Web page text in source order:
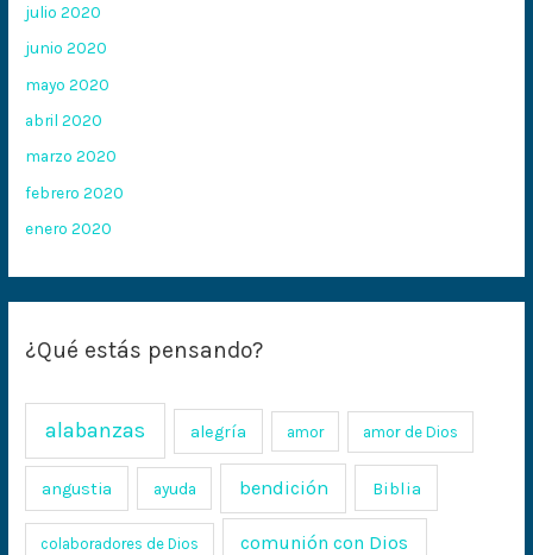
julio 2020
junio 2020
mayo 2020
abril 2020
marzo 2020
febrero 2020
enero 2020
¿Qué estás pensando?
alabanzas alegría amor amor de Dios
angustia ayuda bendición Biblia
colaboradores de Dios comunión con Dios